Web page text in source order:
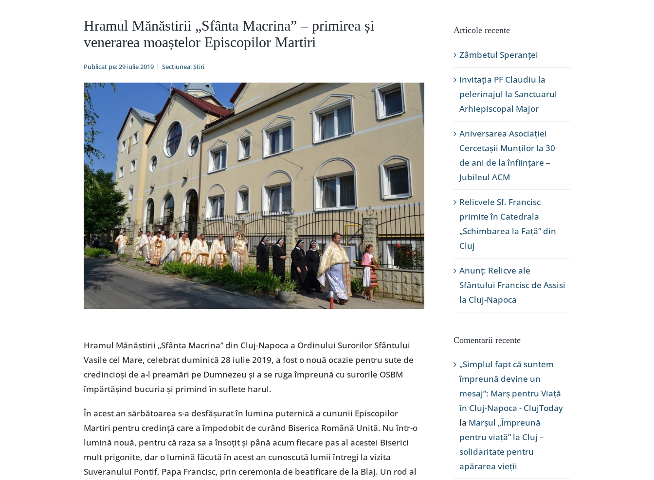
Hramul Mănăstirii „Sfânta Macrina” – primirea și
venerarea moaștelor Episcopilor Martiri
Publicat pe: 29 iulie 2019 | Secțiunea:Ştiri
Hramul Mănăstirii „Sfânta Macrina” din Cluj-Napoca a Ordinului Surorilor Sfântului
Vasile cel Mare, celebrat duminică 28 iulie 2019, a fost o nouă ocazie pentru sute de
credincioși de a-l preamări pe Dumnezeu și a se ruga împreună cu surorile OSBM
împărtășind bucuria și primind în suflete harul.
În acest an sărbătoarea s-a desfășurat în lumina puternică a cununii Episcopilor
Martiri pentru credință care a împodobit de curând Biserica Română Unită. Nu într-o
lumină nouă, pentru că raza sa a însoțit și până acum fiecare pas al acestei Biserici
mult prigonite, dar o lumină făcută în acest an cunoscută lumii întregi la vizita
Suveranului Pontif, Papa Francisc, prin ceremonia de beatificare de la Blaj. Un rod al
Articole recente
Zâmbetul Speranței
Invitația PF Claudiu la
pelerinajul la Sanctuarul
Arhiepiscopal Major
Aniversarea Asociației
Cercetașii Munților la 30
de ani de la înființare –
Jubileul ACM
Relicvele Sf. Francisc
primite în Catedrala
„Schimbarea la Față” din
Cluj
Anunț: Relicve ale
Sfântului Francisc de Assisi
la Cluj-Napoca
Comentarii recente
„Simplul fapt că suntem
împreună devine un
mesaj”: Marș pentru Viață
în Cluj-Napoca - ClujToday
la Marșul „Împreună
pentru viață” la Cluj –
solidaritate pentru
apărarea vieții